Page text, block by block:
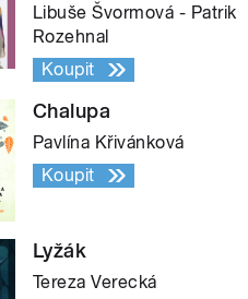
Libuše Švormová - Patrik
Rozehnal
Koupit
Chalupa
Pavlína Křivánková
Koupit
Lyžák
Tereza Verecká